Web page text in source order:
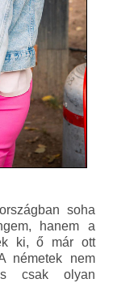
soha
hanem a
ki, ő már ott
németek nem
csak olyan